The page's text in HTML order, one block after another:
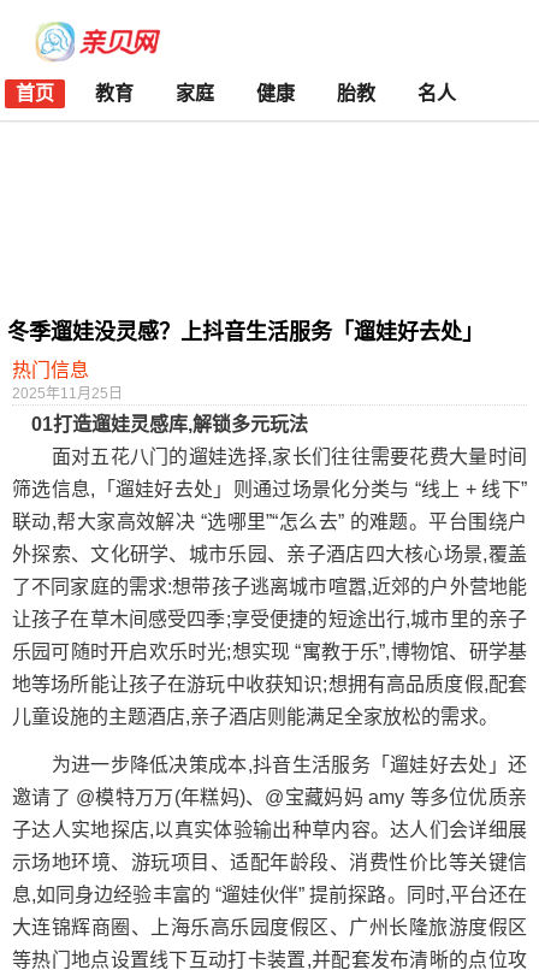
首页 教育 家庭 健康 胎教 名人
冬季遛娃没灵感？上抖音生活服务「遛娃好去处」
热门信息
2025年11月25日
01打造遛娃灵感库,解锁多元玩法
面对五花八门的遛娃选择,家长们往往需要花费大量时间
筛选信息,「遛娃好去处」则通过场景化分类与 “线上 + 线下”
联动,帮大家高效解决 “选哪里”“怎么去” 的难题。平台围绕户
外探索、文化研学、城市乐园、亲子酒店四大核心场景,覆盖
了不同家庭的需求:想带孩子逃离城市喧嚣,近郊的户外营地能
让孩子在草木间感受四季;享受便捷的短途出行,城市里的亲子
乐园可随时开启欢乐时光;想实现 “寓教于乐”,博物馆、研学基
地等场所能让孩子在游玩中收获知识;想拥有高品质度假,配套
儿童设施的主题酒店,亲子酒店则能满足全家放松的需求。
为进一步降低决策成本,抖音生活服务「遛娃好去处」还
邀请了 @模特万万(年糕妈)、@宝藏妈妈 amy 等多位优质亲
子达人实地探店,以真实体验输出种草内容。达人们会详细展
示场地环境、游玩项目、适配年龄段、消费性价比等关键信
息,如同身边经验丰富的 “遛娃伙伴” 提前探路。同时,平台还在
大连锦辉商圈、上海乐高乐园度假区、广州长隆旅游度假区
等热门地点设置线下互动打卡装置,并配套发布清晰的点位攻